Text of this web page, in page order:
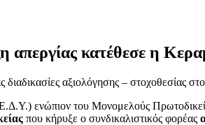
κατέθεσε η
διαδικασίες αξιολόγησης – στοχοθεσίας
ενώπιον του Μονομελούς
που κήρυξε ο συνδικαλιστικός φορέας